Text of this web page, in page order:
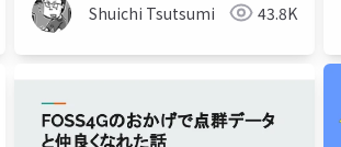
Shuichi Tsutsumi 43.8K